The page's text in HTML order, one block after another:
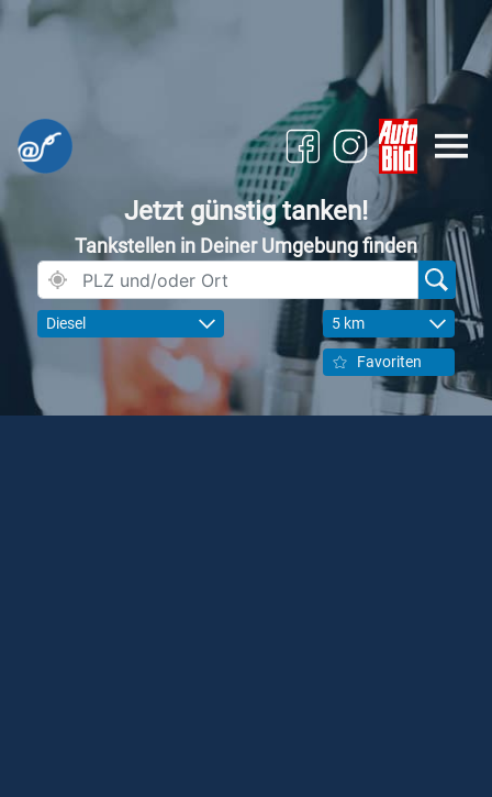
Jetzt günstig tanken!
Tankstellen in Deiner Umgebung finden
Diesel 5 km
Favoriten